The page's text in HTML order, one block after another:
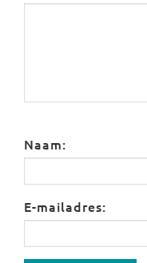
Naam:
E-mailadres: